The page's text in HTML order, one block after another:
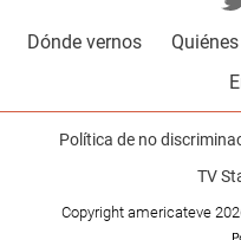
Dónde vernos
Política de no
TV
Copyright americateve